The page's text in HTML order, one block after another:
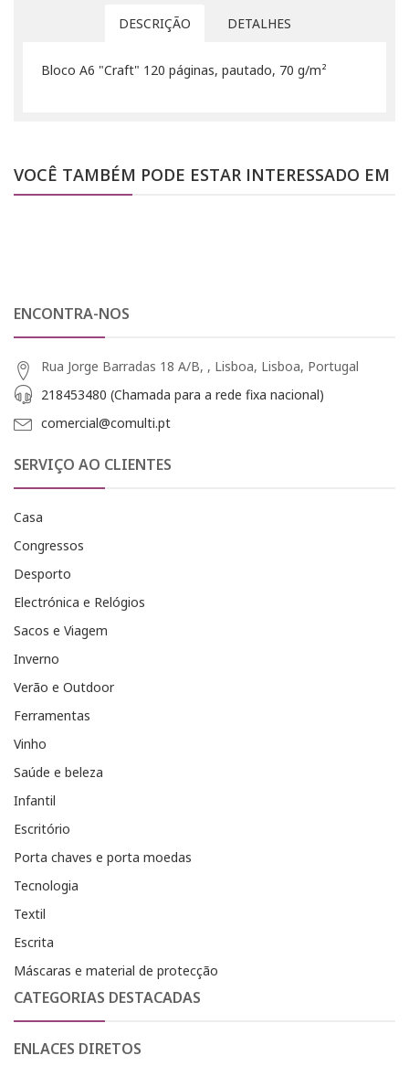
DESCRIÇÃO DETALHES
Bloco A6 "Craft" 120 páginas, pautado, 70 g/m²
VOCÊ TAMBÉM PODE ESTAR INTERESSADO EM
ENCONTRA-NOS
Rua Jorge Barradas 18 A/B, , Lisboa, Lisboa, Portugal
218453480 (Chamada para a rede fixa nacional)
comercial@comulti.pt
SERVIÇO AO CLIENTES
Casa
Congressos
Desporto
Electrónica e Relógios
Sacos e Viagem
Inverno
Verão e Outdoor
Ferramentas
Vinho
Saúde e beleza
Infantil
Escritório
Porta chaves e porta moedas
Tecnologia
Textil
Escrita
Máscaras e material de protecção
CATEGORIAS DESTACADAS
ENLACES DIRETOS